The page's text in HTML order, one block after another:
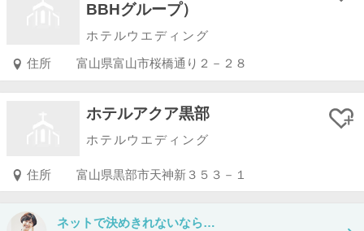
BBHグループ）
ホテルウエディング
住所 富山県富山市桜橋通り２－２８
ホテルアクア黒部
ホテルウエディング
住所 富山県黒部市天神新３５３－１
ネットで決めきれないなら…